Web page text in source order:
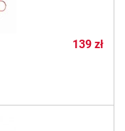
139 zł